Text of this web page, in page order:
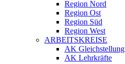
Region Nord
Region Ost
Region Süd
Region West
ARBEITSKREISE
AK Gleichstellung
AK Lehrkräfte